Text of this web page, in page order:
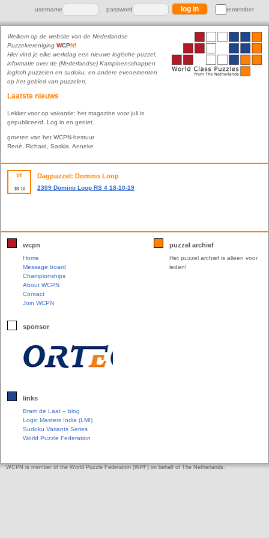
username password remember
Welkom op de website van de Nederlandse
Puzzelvereniging WCPN!
Hier vind je elke werkdag een nieuwe logische puzzel,
informatie over de (Nederlandse) Kampioenschappen
logisch puzzelen en sudoku, en andere evenementen
op het gebied van puzzelen.
Laatste nieuws
Lekker voor op vakantie: het magazine voor juli is
gepubliceerd. Log in en geniet.
groeten van het WCPN-bestuur
René, Richard, Saskia, Anneke
vr
18 10
Dagpuzzel: Domino Loop
2309 Domino Loop RS 4 18-10-19
wcpn
Home
Message board
Championships
About WCPN
Contact
Join WCPN
sponsor
links
Bram de Laat – blog
Logic Masters India (LMI)
Sudoku Variants Series
World Puzzle Federation
puzzel archief
Het puzzel archief is alleen voor
leden!
WCPN is member of the World Puzzle Federation (WPF) on behalf of The Netherlands.